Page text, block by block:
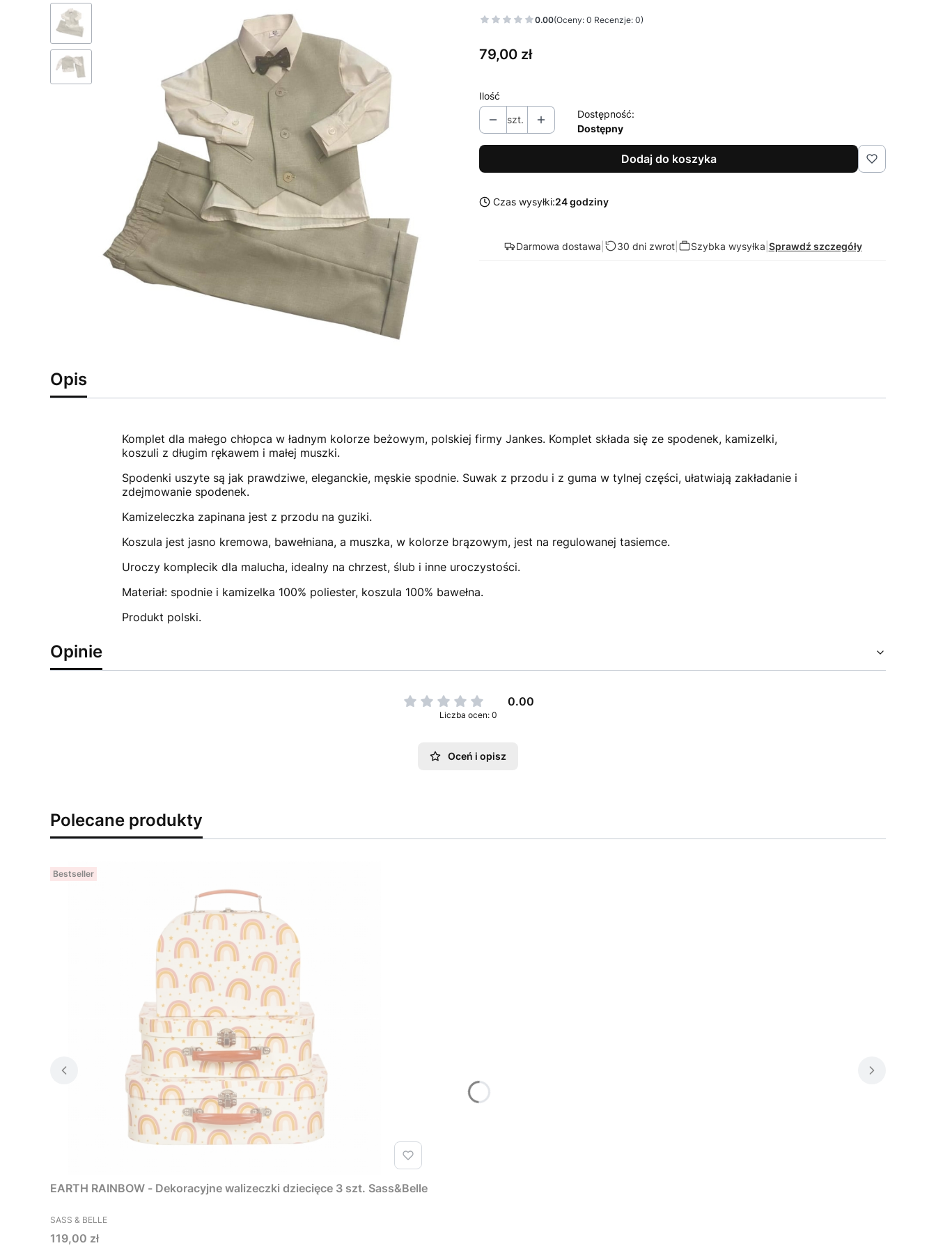
0.00(Oceny: 0 Recenzje: 0)
Cena
79,00 zł
Ilość
szt.
Dostępność:
Dostępny
Dodaj do koszyka
Czas wysyłki:24 godziny
Darmowa dostawa 30 dni zwrot| Szybka wysyłka Sprawdź szczegóły
Opis
Komplet dla małego chłopca w ładnym kolorze beżowym, polskiej firmy Jankes. Komplet składa się ze spodenek, kamizelki,
koszuli z długim rękawem i małej muszki.
Spodenki uszyte są jak prawdziwe, eleganckie, męskie spodnie. Suwak z przodu i z guma w tylnej części, ułatwiają zakładanie i
zdejmowanie spodenek.
Kamizeleczka zapinana jest z przodu na guziki.
Koszula jest jasno kremowa, bawełniana, a muszka, w kolorze brązowym, jest na regulowanej tasiemce.
Uroczy komplecik dla malucha, idealny na chrzest, ślub i inne uroczystości.
Materiał: spodnie i kamizelka 100% poliester, koszula 100% bawełna.
Produkt polski.
Opinie
0.00
Liczba ocen: 0
Oceń i opisz
Polecane produkty
Bestseller
EARTH RAINBOW - Dekoracyjne walizeczki dziecięce 3 szt. Sass&Belle
PRODUCENT
SASS & BELLE
Cena
119,00 zł